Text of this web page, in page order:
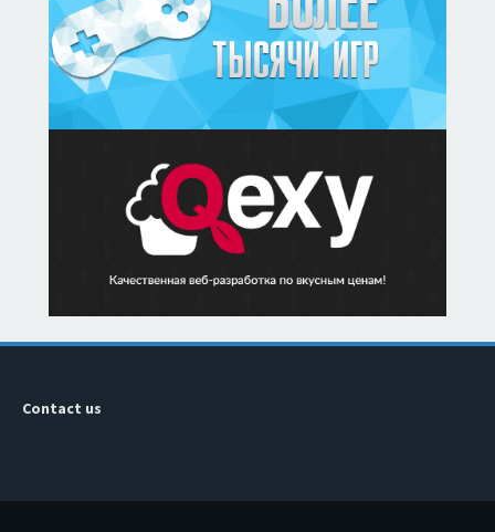
Contact us